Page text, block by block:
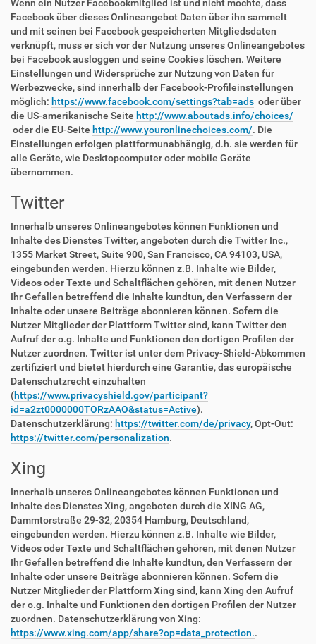
Wenn ein Nutzer Facebookmitglied ist und nicht möchte, dass
Facebook über dieses Onlineangebot Daten über ihn sammelt
und mit seinen bei Facebook gespeicherten Mitgliedsdaten
verknüpft, muss er sich vor der Nutzung unseres Onlineangebotes
bei Facebook ausloggen und seine Cookies löschen. Weitere
Einstellungen und Widersprüche zur Nutzung von Daten für
Werbezwecke, sind innerhalb der Facebook-Profileinstellungen
möglich: https://www.facebook.com/settings?tab=ads oder über
die US-amerikanische Seite http://www.aboutads.info/choices/
oder die EU-Seite http://www.youronlinechoices.com/. Die
Einstellungen erfolgen plattformunabhängig, d.h. sie werden für
alle Geräte, wie Desktopcomputer oder mobile Geräte
übernommen.
Twitter
Innerhalb unseres Onlineangebotes können Funktionen und
Inhalte des Dienstes Twitter, angeboten durch die Twitter Inc.,
1355 Market Street, Suite 900, San Francisco, CA 94103, USA,
eingebunden werden. Hierzu können z.B. Inhalte wie Bilder,
Videos oder Texte und Schaltflächen gehören, mit denen Nutzer
Ihr Gefallen betreffend die Inhalte kundtun, den Verfassern der
Inhalte oder unsere Beiträge abonnieren können. Sofern die
Nutzer Mitglieder der Plattform Twitter sind, kann Twitter den
Aufruf der o.g. Inhalte und Funktionen den dortigen Profilen der
Nutzer zuordnen. Twitter ist unter dem Privacy-Shield-Abkommen
zertifiziert und bietet hierdurch eine Garantie, das europäische
Datenschutzrecht einzuhalten
(https://www.privacyshield.gov/participant?
id=a2zt0000000TORzAAO&status=Active).
Datenschutzerklärung: https://twitter.com/de/privacy, Opt-Out:
https://twitter.com/personalization.
Xing
Innerhalb unseres Onlineangebotes können Funktionen und
Inhalte des Dienstes Xing, angeboten durch die XING AG,
Dammtorstraße 29-32, 20354 Hamburg, Deutschland,
eingebunden werden. Hierzu können z.B. Inhalte wie Bilder,
Videos oder Texte und Schaltflächen gehören, mit denen Nutzer
Ihr Gefallen betreffend die Inhalte kundtun, den Verfassern der
Inhalte oder unsere Beiträge abonnieren können. Sofern die
Nutzer Mitglieder der Plattform Xing sind, kann Xing den Aufruf
der o.g. Inhalte und Funktionen den dortigen Profilen der Nutzer
zuordnen. Datenschutzerklärung von Xing:
https://www.xing.com/app/share?op=data_protection..